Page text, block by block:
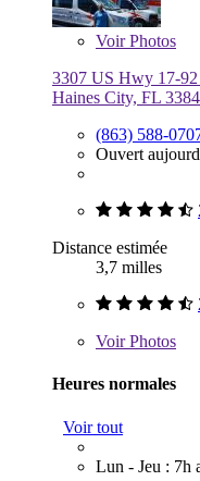
VoirPhotos
3307 US Hwy 17-
Haines City, FL
(863) 588-
Ouvert
Distance estimée
3,7 milles
VoirPhotos
Heures normales
Voir tout
Lun - Jeu : 7h